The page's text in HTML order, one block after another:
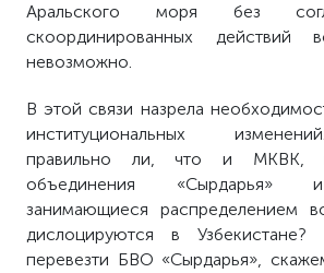
Аральского моря без
скоординированных действий
невозможно.
В этой связи назрела
институциональных
правильно ли, что и МКВК,
объединения «Сырдарья»
занимающиеся распределением
дислоцируются в
перевезти БВО «Сырдарья»,